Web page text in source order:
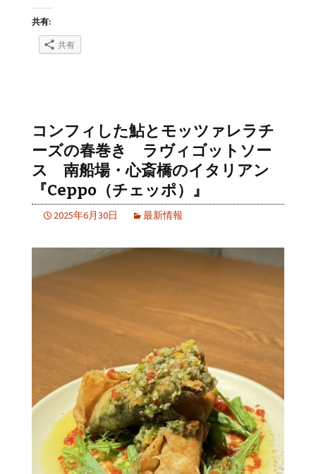
共有:
共有
コンフィした鮎とモッツァレラチ
ーズの春巻き ラヴィゴットソー
ス 南船場・心斎橋のイタリアン
『Ceppo（チェッポ）』
2025年6月30日 最新情報